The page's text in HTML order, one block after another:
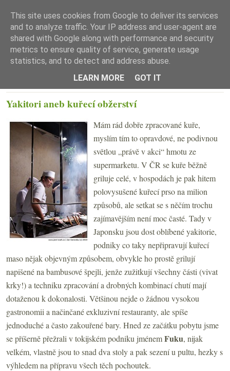
☰ Menu
Yakitori aneb kuřecí obžerství
Mám rád dobře zpracované kuře,
myslím tím to opravdové, ne podivnou
světlou „právě v akci“ hmotu ze
supermarketu. V ČR se kuře běžně
griluje celé, v hospodách je pak hitem
polovysušené kuřecí prso na milion
způsobů, ale setkat se s něčím trochu
zajímavějším není moc časté. Tady v
Japonsku jsou dost oblíbené yakitorie,
podniky co taky nepřipravují kuřecí
maso nějak objevným způsobem, obvykle ho prostě grilují
napišené na bambusové špejli, jenže zužitkují všechny části (vivat
krky!) a techniku zpracování a drobných kombinací chutí mají
dotaženou k dokonalosti. Většinou nejde o žádnou vysokou
gastronomii a načinčané exkluzivní restauranty, ale spíše
jednoduché a často zakouřené bary. Hned ze začátku pobytu jsme
se příšerně přežrali v tokijském podniku jménemFuku, nijak
velkém, vlastně jsou to snad dva stoly a pak sezení u pultu, hezky s
výhledem na přípravu všech těch pochoutek.
This site uses cookies from Google to deliver its services
and to analyze traffic. Your IP address and user-agent are
shared with Google along with performance and security
metrics to ensure quality of service, generate usage
statistics, and to detect and address abuse.
LEARN MORE
GOT IT